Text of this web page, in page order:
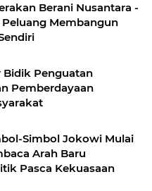
Berani Nusantara -
Peluang Membangun
Bidik Penguatan
Pemberdayaan
Simbol Jokowi Mulai
Arah Baru
Pasca Kekuasaan